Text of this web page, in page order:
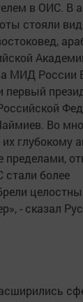
в ОИС. В
стояли
МИД России
Во
глубокому
пределами,
более
- сказал